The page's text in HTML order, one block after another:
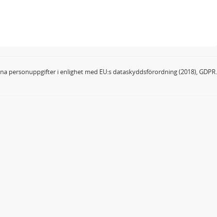
personuppgifter i enlighet med EU:s dataskyddsförordning (2018), GDPR.